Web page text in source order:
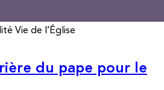
Vie de l’Église
du pape pour le